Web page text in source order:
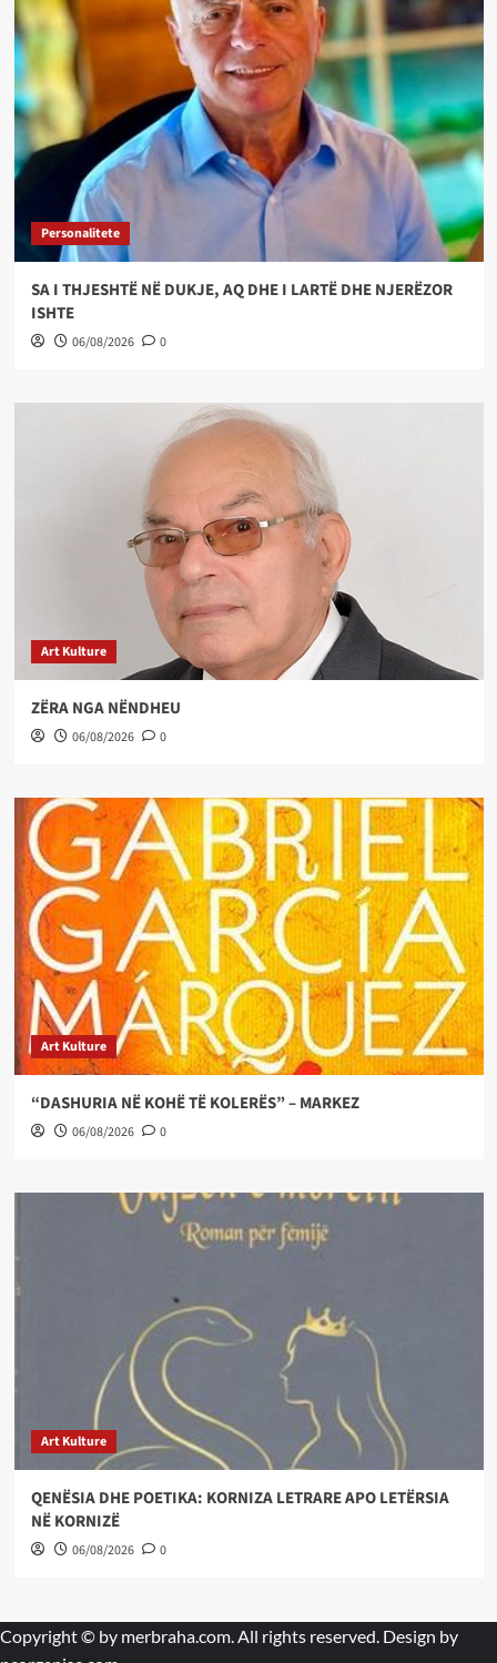
Personalitete
SA I THJESHTË NË DUKJE, AQ DHE I LARTË DHE NJERËZOR
ISHTE
06/08/2026 0
Art Kulture
ZËRA NGA NËNDHEU
06/08/2026 0
Art Kulture
“DASHURIA NË KOHË TË KOLERËS” – MARKEZ
06/08/2026 0
Art Kulture
QENËSIA DHE POETIKA: KORNIZA LETRARE APO LETËRSIA
NË KORNIZË
06/08/2026 0
Copyright © by merbraha.com . All rights reserved. Design by